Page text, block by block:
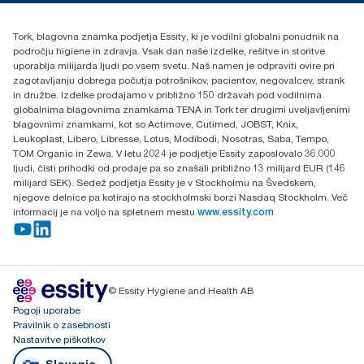
Essity Hungary Kft. Professional Hygiene
Budakeszi út 51.
Tork, blagovna znamka podjetja Essity, ki je vodilni globalni ponudnik na
področju higiene in zdravja. Vsak dan naše izdelke, rešitve in storitve
uporablja milijarda ljudi po vsem svetu. Naš namen je odpraviti ovire pri
zagotavljanju dobrega počutja potrošnikov, pacientov, negovalcev, strank
in družbe. Izdelke prodajamo v približno 150 državah pod vodilnima
globalnima blagovnima znamkama TENA in Tork ter drugimi uveljavljenimi
blagovnimi znamkami, kot so Actimove, Cutimed, JOBST, Knix,
Leukoplast, Libero, Libresse, Lotus, Modibodi, Nosotras, Saba, Tempo,
TOM Organic in Zewa. V letu 2024 je podjetje Essity zaposlovalo 36.000
ljudi, čisti prihodki od prodaje pa so znašali približno 13 milijard EUR (146
milijard SEK). Sedež podjetja Essity je v Stockholmu na Švedskem,
njegove delnice pa kotirajo na stockholmski borzi Nasdaq Stockholm. Več
informacij je na voljo na spletnem mestu www.essity.com
© Essity Hygiene and Health AB
Pogoji uporabe
Pravilnik o zasebnosti
Nastavitve piškotkov